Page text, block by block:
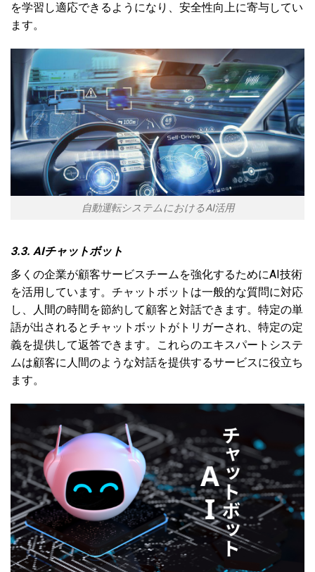
を学習し適応できるようになり、安全性向上に寄与してい
ます。
自動運転システムにおけるAI活用
3.3. AIチャットボット
多くの企業が顧客サービスチームを強化するためにAI技術
を活用しています。チャットボットは一般的な質問に対応
し、人間の時間を節約して顧客と対話できます。特定の単
語が出されるとチャットボットがトリガーされ、特定の定
義を提供して返答できます。これらのエキスパートシステ
ムは顧客に人間のような対話を提供するサービスに役立ち
ます。